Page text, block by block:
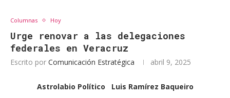
Columnas Hoy
Urge renovar a las delegaciones
federales en Veracruz
Escrito por Comunicación Estratégica abril 9, 2025
Astrolabio Político Luis Ramírez Baqueiro